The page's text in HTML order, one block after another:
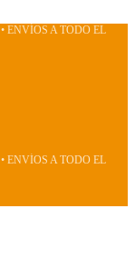
• ENVÍOS A TODO EL
• ENVÍOS A TODO EL